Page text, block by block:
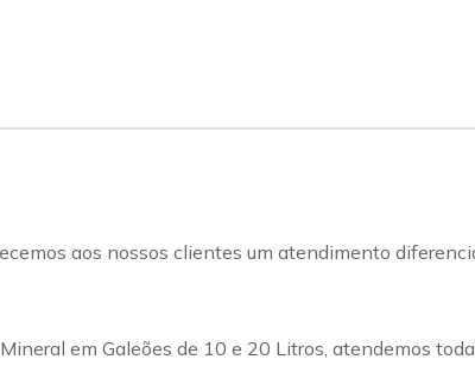
aos nossos clientes um atendimento
em Galeões de 10 e 20 Litros, atendemos